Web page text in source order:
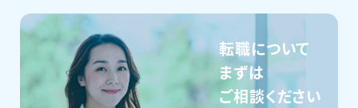
転職について
まずは
ご相談ください